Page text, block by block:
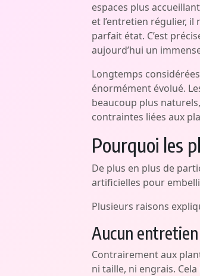
espaces plus
et l’entretien régulier, il
parfait état. C’est
aujourd’hui un
Longtemps
énormément évolué.
beaucoup plus
contraintes liées aux
Pourquoi les
De plus en plus de
artificielles pour
Plusieurs raisons
Aucun entretien
Contrairement aux
ni taille, ni engrais.